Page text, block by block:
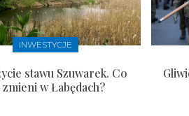
INWESTYCJE
stawu Szuwarek. Co
zmieni w Łabędach?